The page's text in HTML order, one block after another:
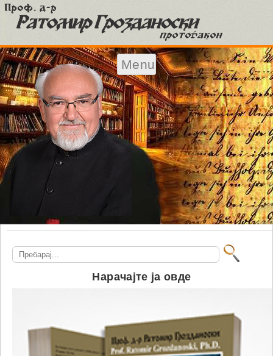
Menu
Skip to content
Search
for:
Нарачајте ја овде